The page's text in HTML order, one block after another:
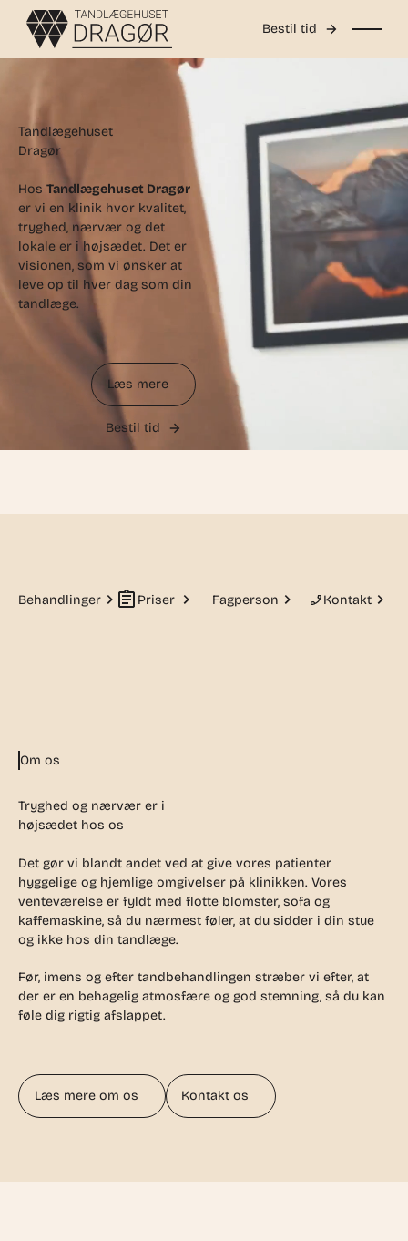
Bestil tid
Tandlægehuset
Dragør
HosTandlægehuset Dragør
er vi en klinik hvor kvalitet,
tryghed, nærvær og det
lokale er i højsædet. Det er
visionen, som vi ønsker at
leve op til hver dag som din
tandlæge.
Læs mere
Bestil tid
Behandlinger Priser Fagperson Kontakt
Om os
Tryghed og nærvær er i
højsædet hos os
Det gør vi blandt andet ved at give vores patienter
hyggelige og hjemlige omgivelser på klinikken. Vores
venteværelse er fyldt med flotte blomster, sofa og
kaffemaskine, så du nærmest føler, at du sidder i din stue
og ikke hos din tandlæge.
Før, imens og efter tandbehandlingen stræber vi efter, at
der er en behagelig atmosfære og god stemning, så du kan
føle dig rigtig afslappet.
Læs mere om os Kontakt os